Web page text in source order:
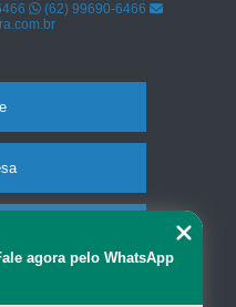
(62) 99690-6466
agora pelo WhatsApp